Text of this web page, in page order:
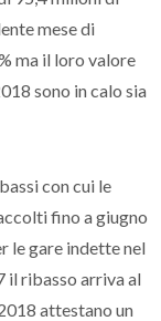
mese di
ma il loro valore
sono in calo sia
con cui le
fino a giugno
le gare indette nel
il ribasso arriva al
attestano un